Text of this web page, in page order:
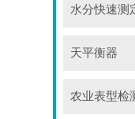
水分快速测
天平衡器
农业表型检